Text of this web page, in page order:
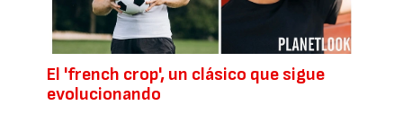
El 'french crop', un clásico que sigue
evolucionando